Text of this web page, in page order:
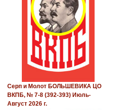
Серп и Молот БОЛЬШЕВИКА ЦО
ВКПБ, № 7-8 (392-393) Июль-
Август 2026 г.